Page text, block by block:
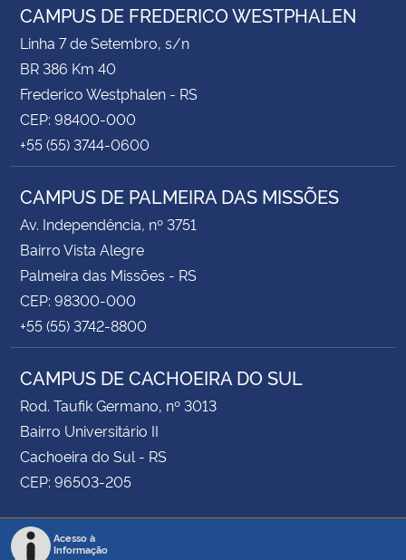
CAMPUS DE FREDERICO WESTPHALEN
Linha 7 de Setembro, s/n
BR 386 Km 40
Frederico Westphalen - RS
CEP: 98400-000
+55 (55) 3744-0600
CAMPUS DE PALMEIRA DAS MISSÕES
Av. Independência, nº 3751
Bairro Vista Alegre
Palmeira das Missões - RS
CEP: 98300-000
+55 (55) 3742-8800
CAMPUS DE CACHOEIRA DO SUL
Rod. Taufik Germano, nº 3013
Bairro Universitário II
Cachoeira do Sul - RS
CEP: 96503-205
Acesso à
Informação